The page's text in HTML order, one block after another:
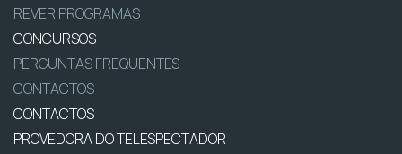
REVER PROGRAMAS
CONCURSOS
PERGUNTAS FREQUENTES
CONTACTOS
CONTACTOS
PROVEDORA DO TELESPECTADOR